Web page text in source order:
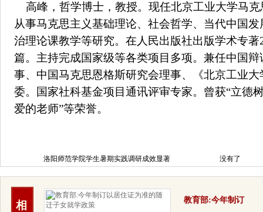
高峰，哲学博士，教授。现任北京工业大学马
从事马克思主义基础理论、社会哲学、当代中国
治理论课教学等研究。在人民出版社出版学术专
篇。主持完成国家级等各类项目多项。兼任中国
事、中国马克思恩格斯研究会理事、《北京工业
委。国家社科基金项目通讯评审专家。曾获“立
爱的老师”等荣誉。
洛阳师范学院学生暑期实践调研成效显著 没有了
相
教育部:今年制订